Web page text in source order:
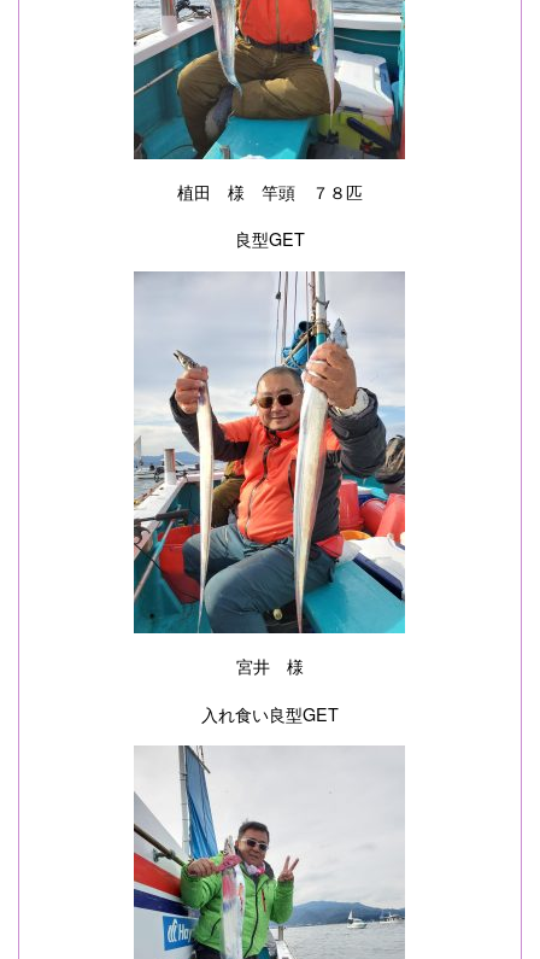
植田 様 竿頭 ７８匹
良型GET
宮井 様
入れ食い良型GET